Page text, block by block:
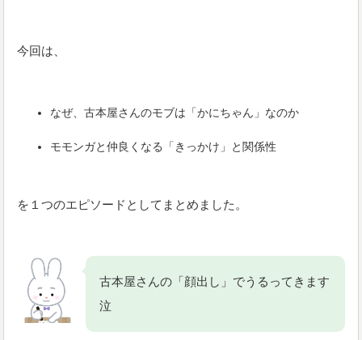
今回は、
なぜ、古本屋さんのモブは「かにちゃん」なのか
モモンガと仲良くなる「きっかけ」と関係性
を１つのエピソードとしてまとめました。
古本屋さんの「顔出し」でうるってきます
泣